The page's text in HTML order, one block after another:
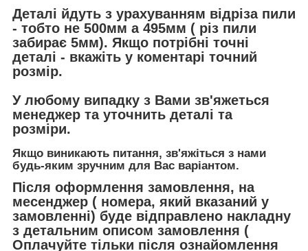
Деталі йдуть з урахуванням відріза пили
- тобто не 500мм а 495мм ( різ пили
забирає 5мм). Якщо потрібні точні
деталі - вкажіть у коментарі точний
розмір.
У любому випадку з Вами зв'яжеться
менеджер та уточнить деталі та
розміри.
Якщо виникають питання, зв'яжіться з нами
будь-яким зручним для Вас варіантом.
Після оформлення замовлення, на
месенджер ( номера, який вказаний у
замовленні) буде відправлено накладну
з детальним описом замовлення (
Оплачуйте тільки після ознайомлення